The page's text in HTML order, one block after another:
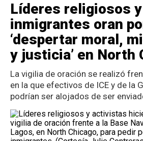
Líderes religiosos
inmigrantes oran
‘despertar moral,
y justicia’ en North
La vigilia de oración se realizó
en la que efectivos de ICE y de la
podrían ser alojados de ser